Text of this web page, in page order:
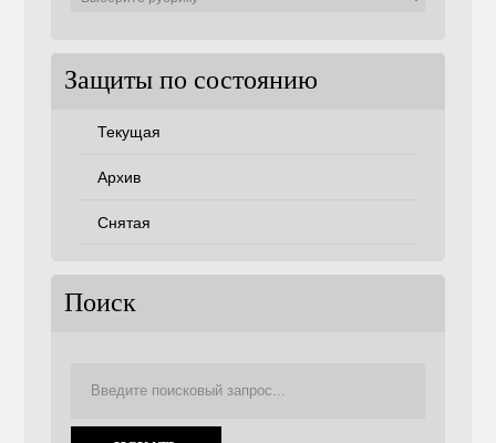
Защиты по состоянию
Текущая
Архив
Снятая
Поиск